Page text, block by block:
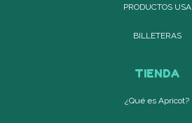
PRODUCTOS USA
BILLETERAS
TIENDA
¿Qué es Apricot?